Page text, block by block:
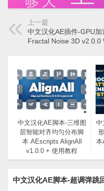
上一篇
中文汉化AE插件-GPU
Fractal Noise 3D v2.0.0
中文汉化AE脚本-三维图
层智能对齐均匀分布脚
本 AEscripts AlignAll
v1.0.0 + 使用教程
中
本
中文汉化AE脚本-超调弹跳